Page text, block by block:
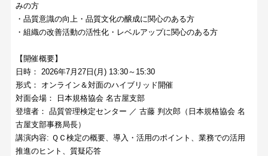
みの方
・品質意識の向上・品質文化の醸成に関心のある方
・組織の改善活動の活性化・レベルアップに関心のある方
【開催概要】
日時： 2026年7月27日(月) 13:30～15:30
形式： オンライン＆対面のハイブリッド開催
対面会場： 日本規格協会 名古屋支部
登壇者： 品質管理検定センター ／ 古藤 判次郎（日本規格協会 名
古屋支部事務局長）
講演内容: ＱＣ検定の概要、導入・活用のポイント、業務での活用
推進のヒント、質疑応答